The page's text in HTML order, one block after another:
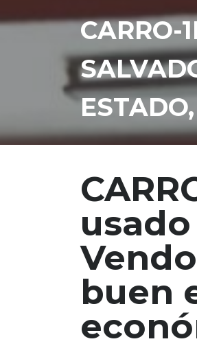
CARRO-
buen